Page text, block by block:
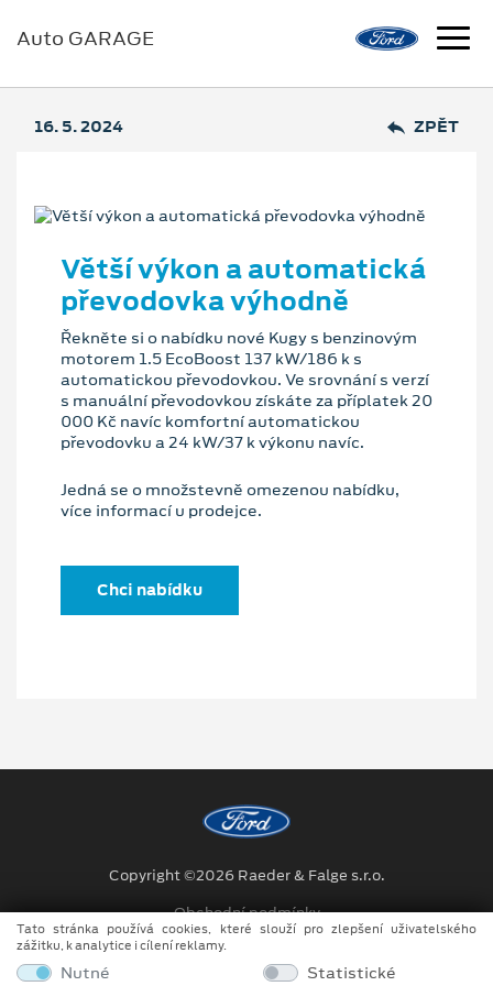
Auto GARAGE
16. 5. 2024 ZPĚT
Větší výkon a automatická
převodovka výhodně
Řekněte si o nabídku nové Kugy s benzinovým
motorem 1.5 EcoBoost 137 kW/186 k s
automatickou převodovkou. Ve srovnání s verzí
s manuální převodovkou získáte za příplatek 20
000 Kč navíc komfortní automatickou
převodovku a 24 kW/37 k výkonu navíc.
Jedná se o množstevně omezenou nabídku,
více informací u prodejce.
Chci nabídku
Copyright ©2026 Raeder & Falge s.r.o.
Obchodní podmínky
Ochrana osobních údajů
Tato stránka používá cookies, které slouží pro zlepšení uživatelského
zážitku, k analytice i cílení reklamy.
Nutné Statistické